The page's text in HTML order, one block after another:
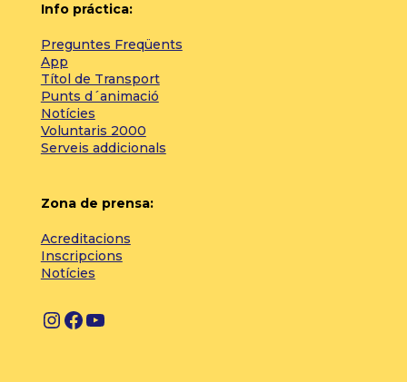
Info práctica:
Preguntes Freqüents
App
Títol de Transport
Punts d´animació
Notícies
Voluntaris 2000
Serveis addicionals
Zona de prensa:
Acreditacions
Inscripcions
Notícies
I
F Y